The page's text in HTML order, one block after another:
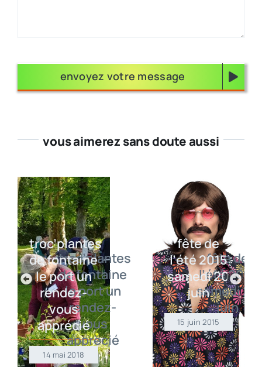
envoyez votre message
vous aimerez sans doute aussi
troc’plantes
de fontaine
le port un
rendez-
vous
apprécié
14 mai 2018
fête de
l’été 2015
samedi 20
juin
15 juin 2015